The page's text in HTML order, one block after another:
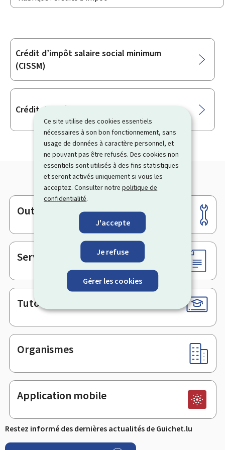
Ce site utilise des cookies essentiels
nécessaires à son bon fonctionnement, sans
usage de données à caractère personnel, et
ne pouvant pas être refusés. Des cookies non
essentiels sont utilisés à des fins statistiques
et seront activés uniquement si vous les
acceptez. Consulter notrepolitique de
confidentialité.
J'accepte
Je refuse
Gérer les cookies
Sous-
rubriques
Crédit d’impôt salaire social minimum
(CISSM)
Crédit d’impôt monoparental (CIM)
Pied
de
page
Outils
Services en ligne & Formulaires
Tutoriels
Organismes
Application mobile
Restez informé des dernières actualités de Guichet.lu